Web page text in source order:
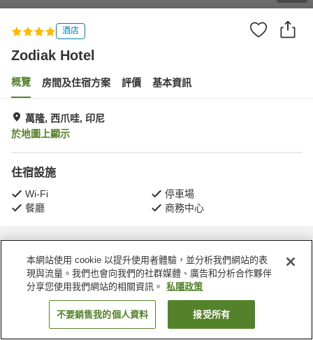
酒店
Zodiak Hotel
概覽 房間及住宿方案 評價 基本資訊
萬隆, 西爪哇, 印尼
於地圖上顯示
住宿設施
Wi-Fi
停車場
餐廳
商務中心
主頁 印尼 西爪哇 萬隆 Zodiak Hotel
找客房
本網站使用 cookie 以提升使用者體驗，並分析我們網站的表
現與流量。我們也會向我們的社群媒體、廣告和分析合作夥伴
分享您使用我們網站的相關資訊。
私隱政策
不要銷售我的個人資料 接受所有